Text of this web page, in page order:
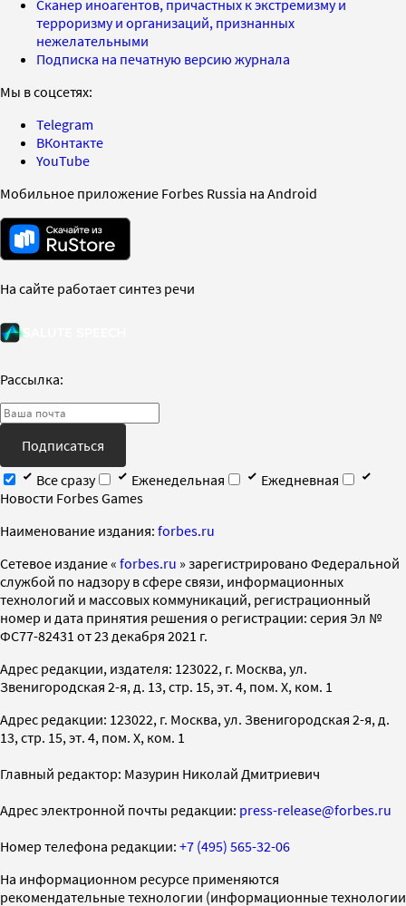
Сканер иноагентов, причастных к экстремизму и
терроризму и организаций, признанных
нежелательными
Подписка на печатную версию журнала
Мы в соцсетях:
Telegram
ВКонтакте
YouTube
Мобильное приложение Forbes Russia на Android
На сайте работает синтез речи
Рассылка:
Подписаться
Все сразу
Еженедельная
Ежедневная
Новости Forbes Games
Наименование издания: forbes.ru
Cетевое издание « forbes.ru » зарегистрировано Федеральной
службой по надзору в сфере связи, информационных
технологий и массовых коммуникаций, регистрационный
номер и дата принятия решения о регистрации: серия Эл №
ФС77-82431 от 23 декабря 2021 г.
Адрес редакции, издателя: 123022, г. Москва, ул.
Звенигородская 2-я, д. 13, стр. 15, эт. 4, пом. X, ком. 1
Адрес редакции: 123022, г. Москва, ул. Звенигородская 2-я, д.
13, стр. 15, эт. 4, пом. X, ком. 1
Главный редактор: Мазурин Николай Дмитриевич
Адрес электронной почты редакции: press-release@forbes.ru
Номер телефона редакции: +7 (495) 565-32-06
На информационном ресурсе применяются
рекомендательные технологии (информационные технологии